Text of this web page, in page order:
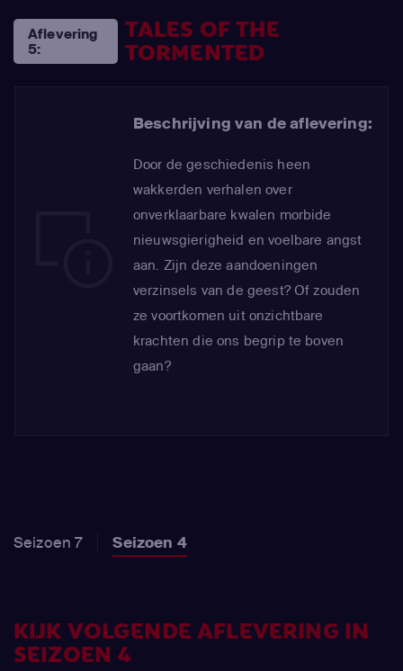
Aflevering
5:
TALES OF THE
TORMENTED
Beschrijving van de aflevering:
Door de geschiedenis heen
wakkerden verhalen over
onverklaarbare kwalen morbide
nieuwsgierigheid en voelbare angst
aan. Zijn deze aandoeningen
verzinsels van de geest? Of zouden
ze voortkomen uit onzichtbare
krachten die ons begrip te boven
gaan?
Seizoen 7 Seizoen 4
KIJK VOLGENDE AFLEVERING IN
SEIZOEN 4